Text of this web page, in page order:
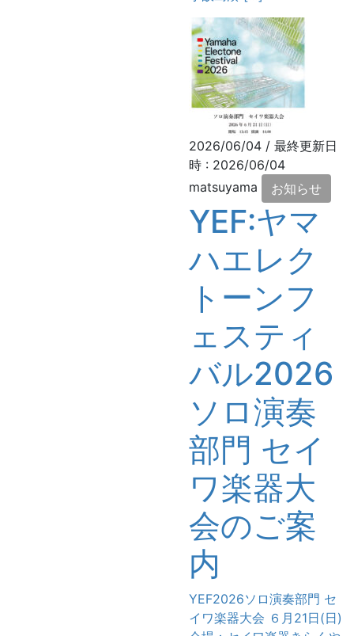
2026/06/04 / 最終更新日
時 : 2026/06/04
matsuyama
お知らせ
YEF:ヤマ
ハエレク
トーンフ
ェスティ
バル2026
ソロ演奏
部門 セイ
ワ楽器大
会のご案
内
YEF2026ソロ演奏部門 セ
イワ楽器大会 ６月21日(日)